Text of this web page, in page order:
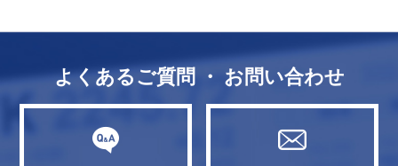
よくあるご質問 ・ お問い合わせ